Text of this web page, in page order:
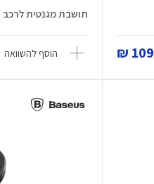
109 ₪
תושבת מגנטית לרכב MDM77
הוסף להשוואה